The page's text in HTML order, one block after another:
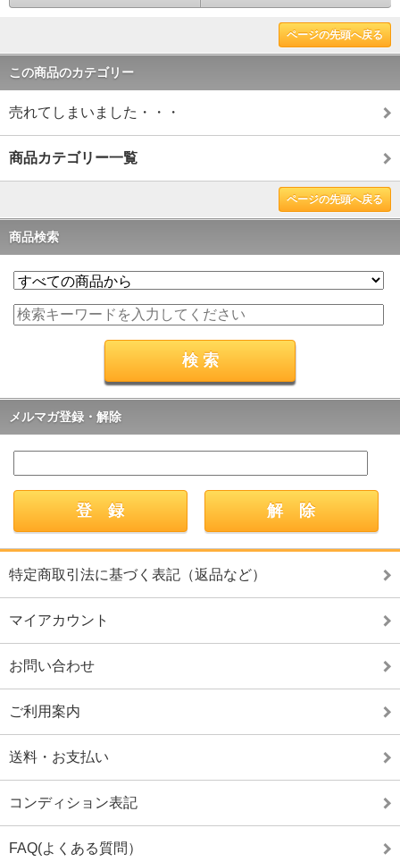
ページの先頭へ戻る
この商品のカテゴリー
売れてしまいました・・・
商品カテゴリー一覧
ページの先頭へ戻る
商品検索
メルマガ登録・解除
特定商取引法に基づく表記（返品など）
マイアカウント
お問い合わせ
ご利用案内
送料・お支払い
コンディション表記
FAQ(よくある質問）